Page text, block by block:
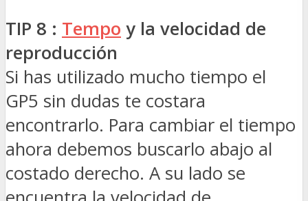
TIP 8 : Tempo y la velocidad de
reproducción
Si has utilizado mucho tiempo el
GP5 sin dudas te costara
encontrarlo. Para cambiar el tiempo
ahora debemos buscarlo abajo al
costado derecho. A su lado se